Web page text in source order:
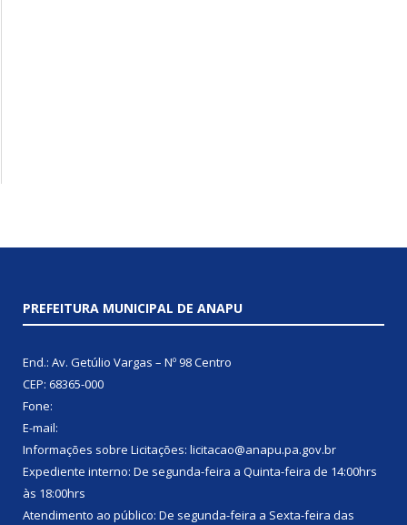
PREFEITURA MUNICIPAL DE ANAPU
End.: Av. Getúlio Vargas – Nº 98 Centro
CEP: 68365-000
Fone:
E-mail:
Informações sobre Licitações: licitacao@anapu.pa.gov.br
Expediente interno: De segunda-feira a Quinta-feira de 14:00hrs
às 18:00hrs
Atendimento ao público: De segunda-feira a Sexta-feira das